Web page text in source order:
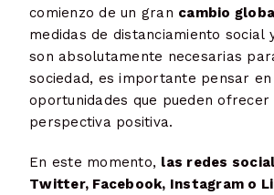
comienzo de un gran cambio
medidas de distanciamiento social
son absolutamente necesarias
sociedad, es importante pensar
oportunidades que pueden ofrecer
perspectiva positiva.
En este momento, las redes
Twitter, Facebook, Instagram o